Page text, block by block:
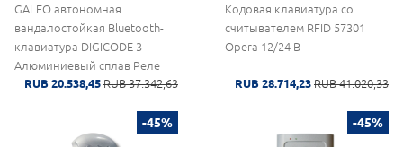
GALEO автономная
вандалостойкая Bluetooth-
клавиатура DIGICODE 3
Алюминиевый сплав Реле
контроля доступа CDVI
RUB 20.538,45 RUB 37.342,63
Кодовая клавиатура со
считывателем RFID 57301
Opera 12/24 В
RUB 28.714,23 RUB 41.020,33
-45% -45%